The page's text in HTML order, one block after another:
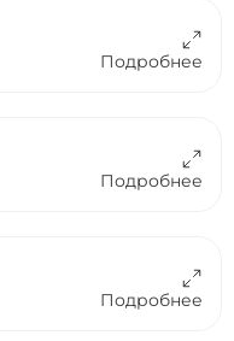
Подробнее
Подробнее
Подробнее